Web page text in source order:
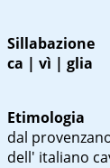
Sillabazione
ca | vì | glia
Etimologia
dal
dell' italiano